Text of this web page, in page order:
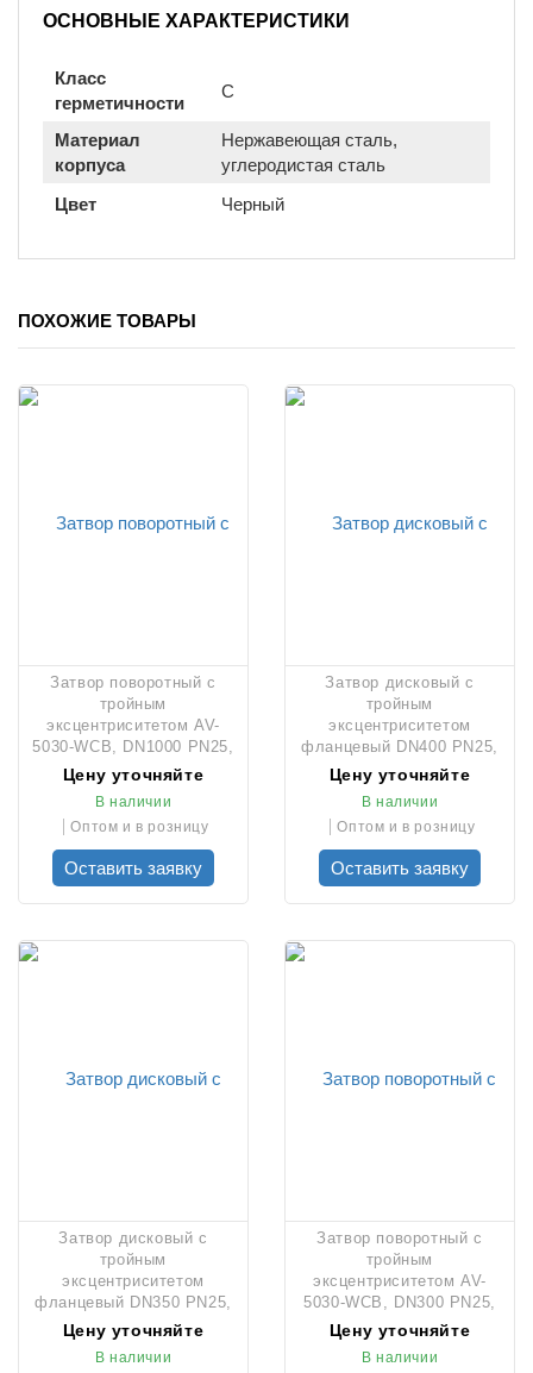
ОСНОВНЫЕ ХАРАКТЕРИСТИКИ
Класс
герметичности
С
Материал
корпуса
Нержавеющая сталь,
углеродистая сталь
Цвет
Черный
ПОХОЖИЕ ТОВАРЫ
Затвор поворотный с
тройным
эксцентриситетом AV-
5030-WCB, DN1000 PN25,
редуктором и штурвалом
Цену уточняйте
В наличии
Оптом и в розницу
Оставить заявку
Затвор дисковый с
тройным
эксцентриситетом
фланцевый DN400 PN25,
тип U-Section, AV-5030
Цену уточняйте
В наличии
Оптом и в розницу
Оставить заявку
Затвор дисковый с
тройным
эксцентриситетом
фланцевый DN350 PN25,
тип U-Section, AV-5030
Цену уточняйте
В наличии
Затвор поворотный с
тройным
эксцентриситетом AV-
5030-WCB, DN300 PN25,
редуктором и штурвалом
Цену уточняйте
В наличии